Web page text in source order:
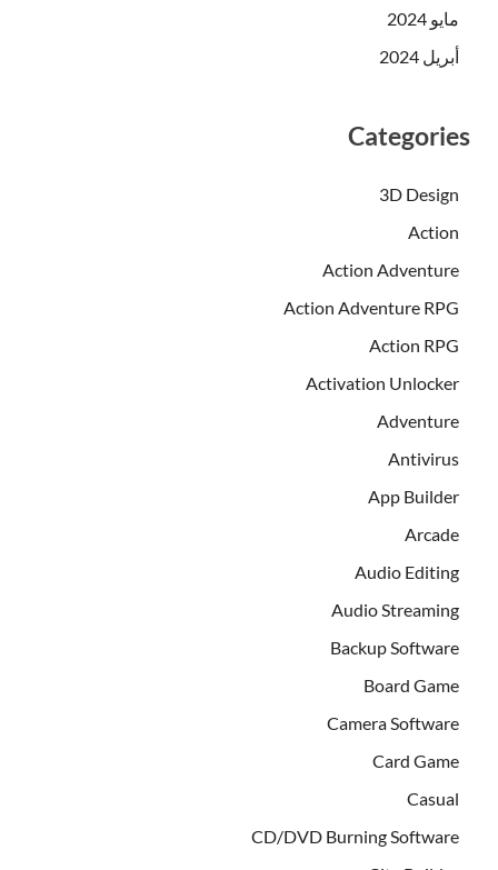
مايو 2024
أبريل 2024
Categories
3D Design
Action
Action Adventure
Action Adventure RPG
Action RPG
Activation Unlocker
Adventure
Antivirus
App Builder
Arcade
Audio Editing
Audio Streaming
Backup Software
Board Game
Camera Software
Card Game
Casual
CD/DVD Burning Software